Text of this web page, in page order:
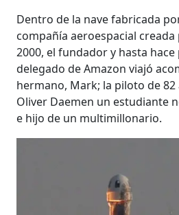
Dentro de la nave fabricada
compañía aeroespacial creada
2000, el fundador y hasta
delegado de Amazon viajó
hermano, Mark; la piloto de 82
Oliver Daemen un estudiante
e hijo de un multimillonario.